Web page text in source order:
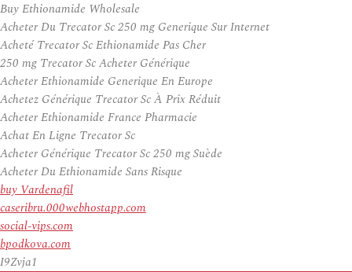
Buy Ethionamide Wholesale
Acheter Du Trecator Sc 250 mg Generique Sur Internet
Acheté Trecator Sc Ethionamide Pas Cher
250 mg Trecator Sc Acheter Générique
Acheter Ethionamide Generique En Europe
Achetez Générique Trecator Sc À Prix Réduit
Acheter Ethionamide France Pharmacie
Achat En Ligne Trecator Sc
Acheter Générique Trecator Sc 250 mg Suède
Acheter Du Ethionamide Sans Risque
buy Vardenafil
caseribru.000webhostapp.com
social-vips.com
bpodkova.com
I9Zvja1